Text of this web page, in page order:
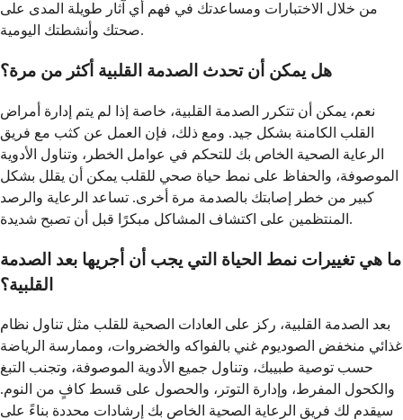
من خلال الاختبارات ومساعدتك في فهم أي آثار طويلة المدى على
صحتك وأنشطتك اليومية.
هل يمكن أن تحدث الصدمة القلبية أكثر من مرة؟
نعم، يمكن أن تتكرر الصدمة القلبية، خاصة إذا لم يتم إدارة أمراض
القلب الكامنة بشكل جيد. ومع ذلك، فإن العمل عن كثب مع فريق
الرعاية الصحية الخاص بك للتحكم في عوامل الخطر، وتناول الأدوية
الموصوفة، والحفاظ على نمط حياة صحي للقلب يمكن أن يقلل بشكل
كبير من خطر إصابتك بالصدمة مرة أخرى. تساعد الرعاية والرصد
المنتظمين على اكتشاف المشاكل مبكرًا قبل أن تصبح شديدة.
ما هي تغييرات نمط الحياة التي يجب أن أجريها بعد الصدمة
القلبية؟
بعد الصدمة القلبية، ركز على العادات الصحية للقلب مثل تناول نظام
غذائي منخفض الصوديوم غني بالفواكه والخضروات، وممارسة الرياضة
حسب توصية طبيبك، وتناول جميع الأدوية الموصوفة، وتجنب التبغ
والكحول المفرط، وإدارة التوتر، والحصول على قسط كافٍ من النوم.
سيقدم لك فريق الرعاية الصحية الخاص بك إرشادات محددة بناءً على